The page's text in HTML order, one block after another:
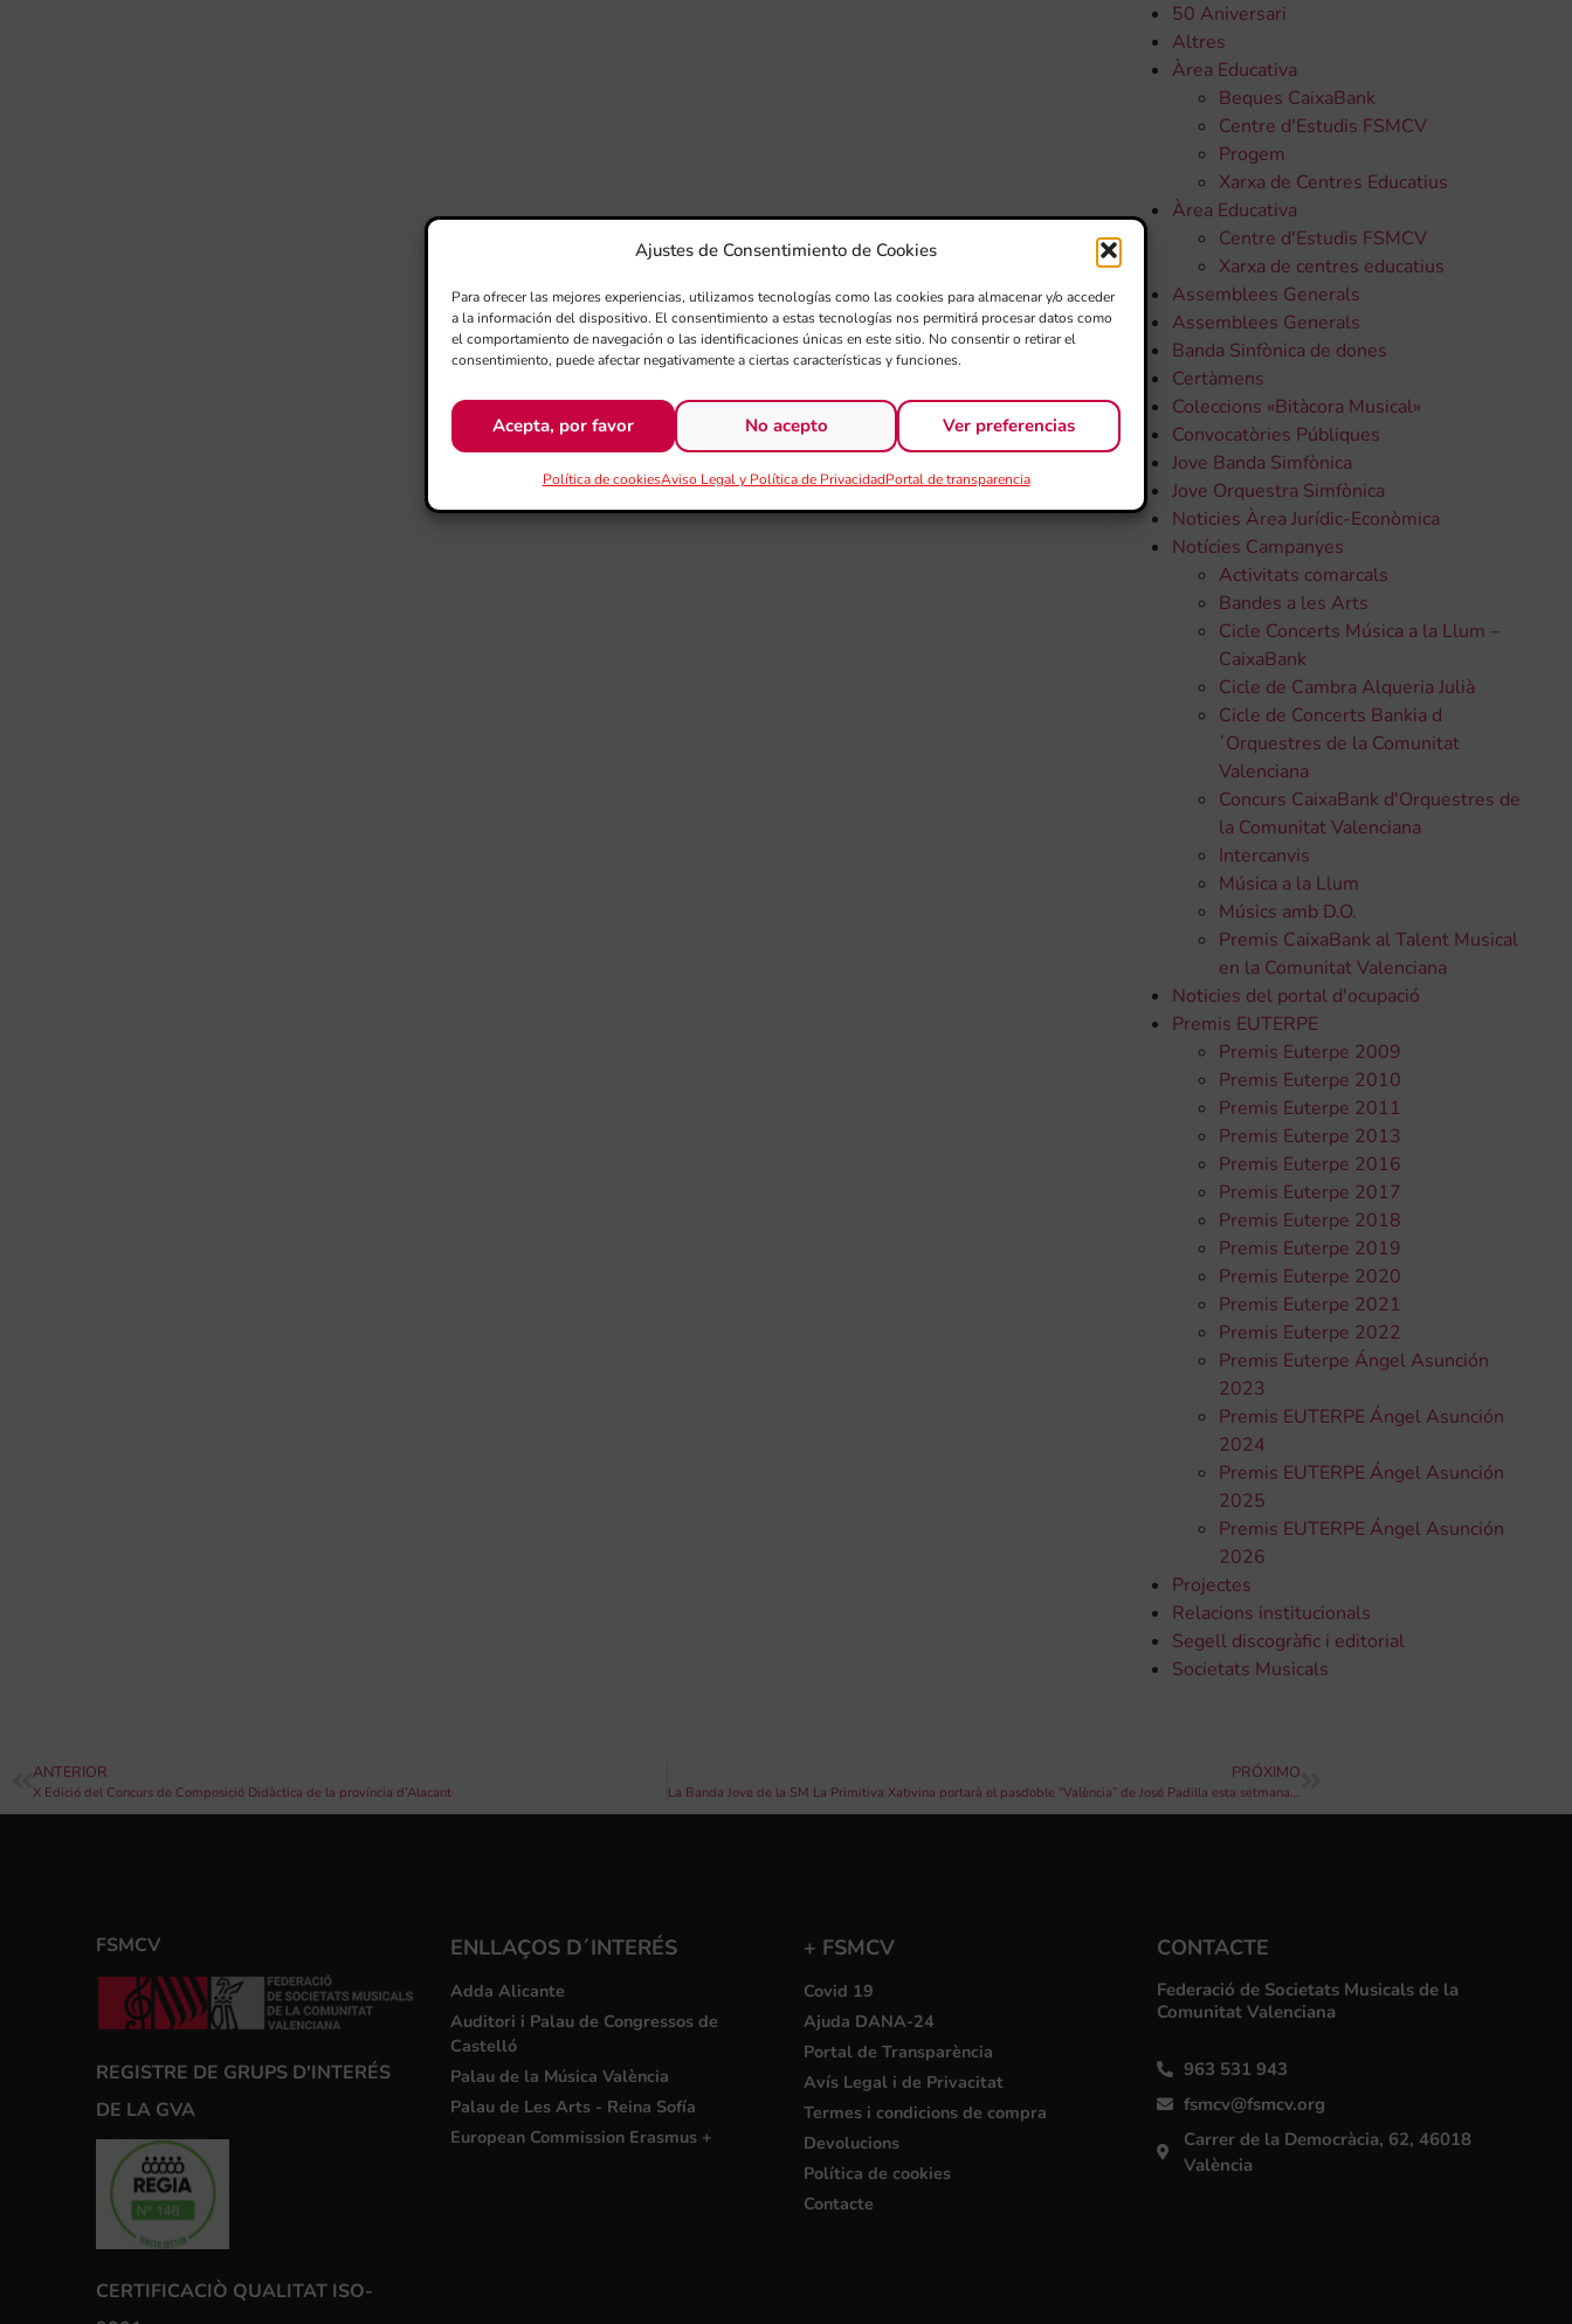
Ajustes de Consentimiento de Cookies
Para ofrecer las mejores experiencias, utilizamos tecnologías como las cookies para almacenar y/o acceder
a la información del dispositivo. El consentimiento a estas tecnologías nos permitirá procesar datos como
el comportamiento de navegación o las identificaciones únicas en este sitio. No consentir o retirar el
consentimiento, puede afectar negativamente a ciertas características y funciones.
Acepta, por favor No acepto Ver preferencias
Política de cookiesAviso Legal y Política de PrivacidadPortal de transparencia
50 Aniversari
Altres
Àrea Educativa
Beques CaixaBank
Centre d'Estudis FSMCV
Progem
Xarxa de Centres Educatius
Àrea Educativa
Centre d'Estudis FSMCV
Xarxa de centres educatius
Assemblees Generals
Assemblees Generals
Banda Sinfònica de dones
Certàmens
Coleccions «Bitàcora Musical»
Convocatòries Públiques
Jove Banda Simfònica
Jove Orquestra Simfònica
Noticies Àrea Jurídic-Econòmica
Notícies Campanyes
Activitats comarcals
Bandes a les Arts
Cicle Concerts Música a la Llum –
CaixaBank
Cicle de Cambra Alqueria Julià
Cicle de Concerts Bankia d
´Orquestres de la Comunitat
Valenciana
Concurs CaixaBank d'Orquestres de
la Comunitat Valenciana
Intercanvis
Música a la Llum
Músics amb D.O.
Premis CaixaBank al Talent Musical
en la Comunitat Valenciana
Noticies del portal d'ocupació
Premis EUTERPE
Premis Euterpe 2009
Premis Euterpe 2010
Premis Euterpe 2011
Premis Euterpe 2013
Premis Euterpe 2016
Premis Euterpe 2017
Premis Euterpe 2018
Premis Euterpe 2019
Premis Euterpe 2020
Premis Euterpe 2021
Premis Euterpe 2022
Premis Euterpe Ángel Asunción
2023
Premis EUTERPE Ángel Asunción
2024
Premis EUTERPE Ángel Asunción
2025
Premis EUTERPE Ángel Asunción
2026
Projectes
Relacions institucionals
Segell discogràfic i editorial
Societats Musicals
ANTERIOR
X Edició del Concurs de Composició Didàctica de la província d’Alacant
PRÓXIMO
La Banda Jove de la SM La Primitiva Xativina portarà el pasdoble “València” de José Padilla esta setmana a Disneyland París
FSMCV
REGISTRE DE GRUPS D'INTERÉS
DE LA GVA
CERTIFICACIÒ QUALITAT ISO-
ENLLAÇOS D´INTERÉS
Adda Alicante
Auditori i Palau de Congressos de
Castelló
Palau de la Música València
Palau de Les Arts - Reina Sofía
European Commission Erasmus +
+ FSMCV
Covid 19
Ajuda DANA-24
Portal de Transparència
Avís Legal i de Privacitat
Termes i condicions de compra
Devolucions
Política de cookies
Contacte
CONTACTE
Federació de Societats Musicals de la
Comunitat Valenciana
963 531 943
fsmcv@fsmcv.org
Carrer de la Democràcia, 62, 46018
València